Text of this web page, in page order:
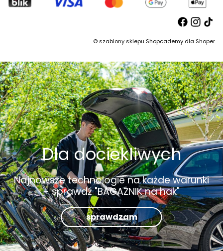
©szablony sklepu Shopcademy dla Shoper
Dla dociekliwych
Najnowsze technologie na każde warunki
- sprawdź "BAGAŻNIK na hak"
sprawdzam